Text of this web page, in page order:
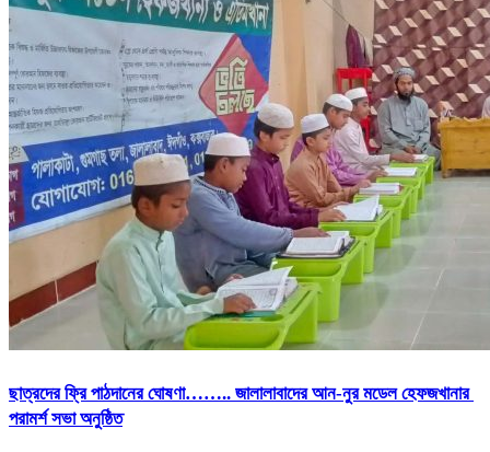
ছাত্রদের ফ্রি পাঠদানের ঘোষণা…….. জালালাবাদের আন-নুর মডেল হেফজখানার
পরামর্শ সভা অনুষ্ঠিত